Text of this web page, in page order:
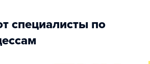
специалисты по